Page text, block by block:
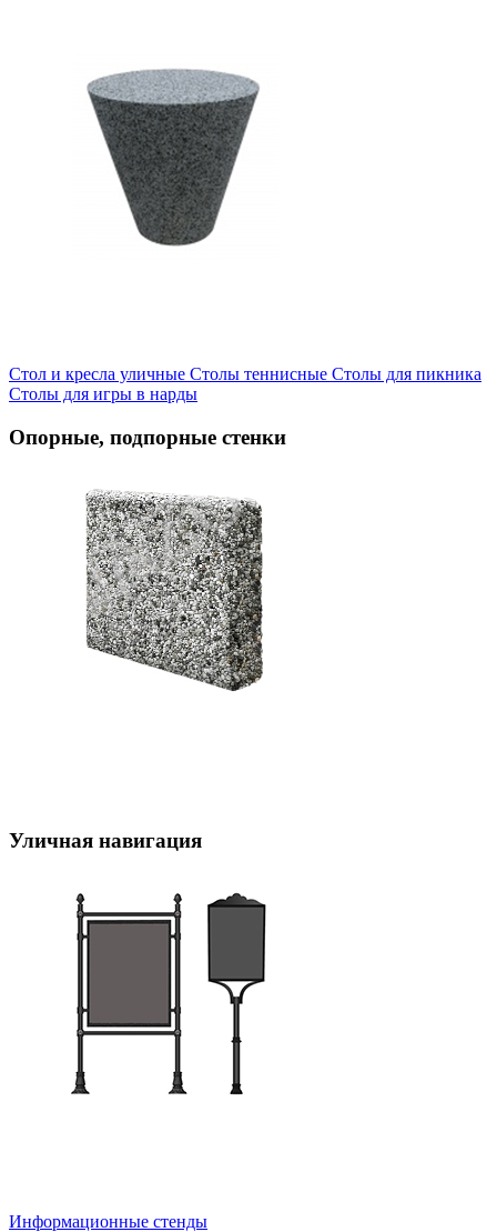
Стол и кресла уличные Cтолы теннисные Столы для пикника
Столы для игры в нарды
Опорные, подпорные стенки
Уличная навигация
Информационные стенды